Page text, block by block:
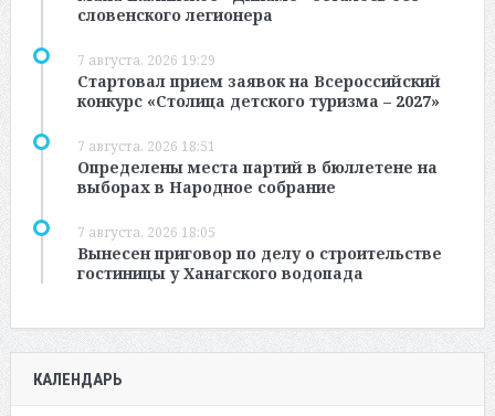
словенского легионера
7 августа, 2026 19:29
Стартовал прием заявок на Всероссийский
конкурс «Столица детского туризма – 2027»
7 августа, 2026 18:51
Определены места партий в бюллетене на
выборах в Народное собрание
7 августа, 2026 18:05
Вынесен приговор по делу о строительстве
гостиницы у Ханагского водопада
КАЛЕНДАРЬ